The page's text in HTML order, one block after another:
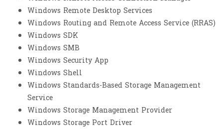
Windows Remote Desktop Services
Windows Routing and Remote Access Service (RRAS)
Windows SDK
Windows SMB
Windows Security App
Windows Shell
Windows Standards-Based Storage Management
Service
Windows Storage Management Provider
Windows Storage Port Driver